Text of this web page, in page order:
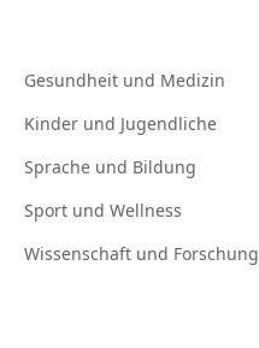
Gesundheit und Medizin
Kinder und Jugendliche
Sprache und Bildung
Sport und Wellness
Wissenschaft und Forschung